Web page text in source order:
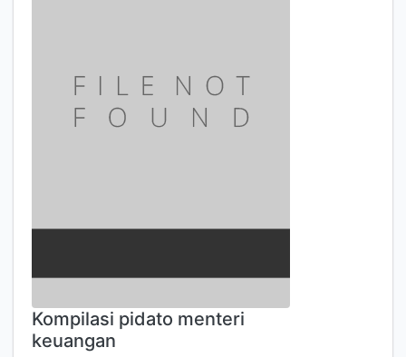
Kompilasi pidato menteri
keuangan